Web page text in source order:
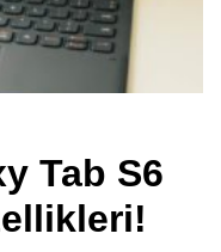
Tab S6